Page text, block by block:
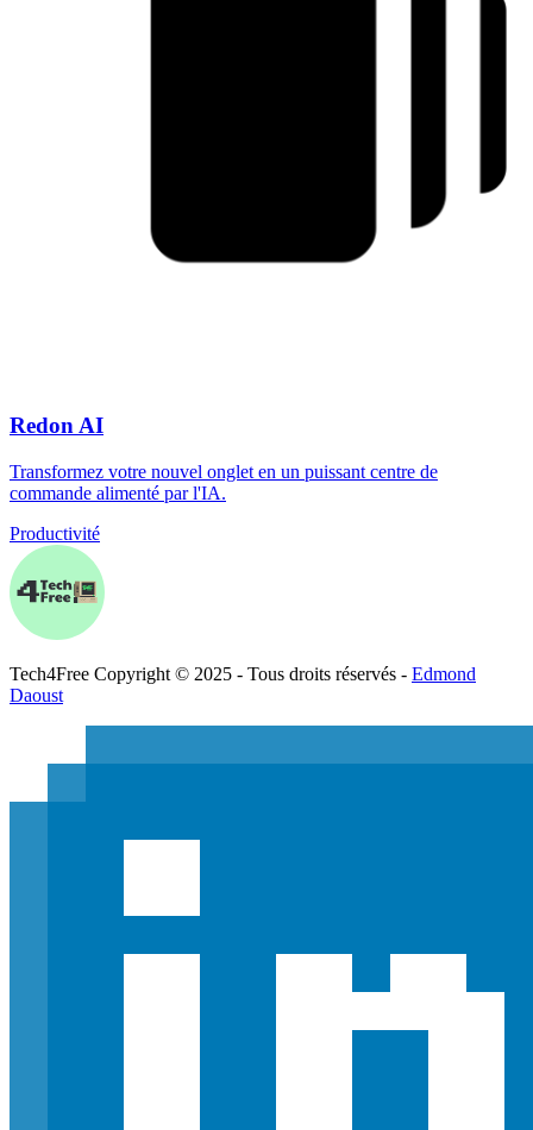
Redon AI
Transformez votre nouvel onglet en un puissant centre de
commande alimenté par l'IA.
Productivité
Tech4Free Copyright © 2025 - Tous droits réservés - Edmond
Daoust